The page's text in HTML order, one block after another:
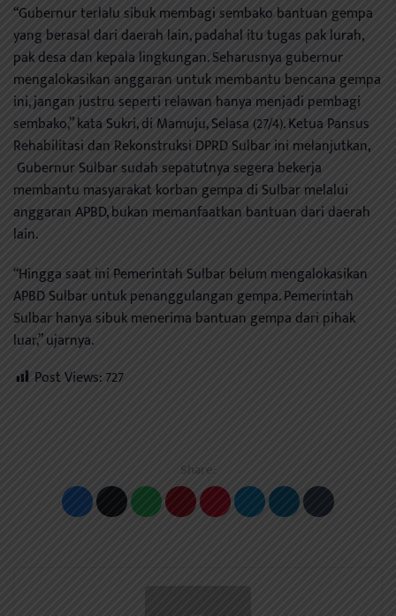
“Gubernur terlalu sibuk membagi sembako bantuan gempa
yang berasal dari daerah lain, padahal itu tugas pak lurah,
pak desa dan kepala lingkungan. Seharusnya gubernur
mengalokasikan anggaran untuk membantu bencana gempa
ini, jangan justru seperti relawan hanya menjadi pembagi
sembako,” kata Sukri, di Mamuju, Selasa (27/4). Ketua Pansus
Rehabilitasi dan Rekonstruksi DPRD Sulbar ini melanjutkan,
Gubernur Sulbar sudah sepatutnya segera bekerja
membantu masyarakat korban gempa di Sulbar melalui
anggaran APBD, bukan memanfaatkan bantuan dari daerah
lain.
“Hingga saat ini Pemerintah Sulbar belum mengalokasikan
APBD Sulbar untuk penanggulangan gempa. Pemerintah
Sulbar hanya sibuk menerima bantuan gempa dari pihak
luar,” ujarnya.
Post Views:727
Share: